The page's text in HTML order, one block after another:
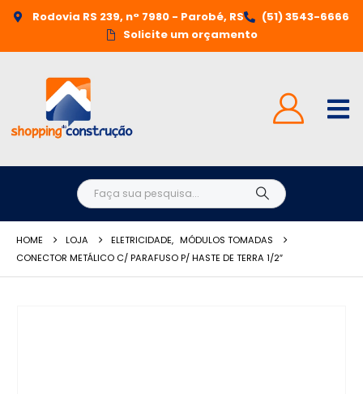
Rodovia RS 239, n° 7980 - Parobé, RS
(51) 3543-6666
Solicite um orçamento
HOME LOJA ELETRICIDADE, MÓDULOS TOMADAS
CONECTOR METÁLICO C/ PARAFUSO P/ HASTE DE TERRA 1/2″